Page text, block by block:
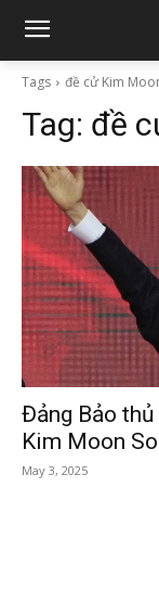
Tags đề cử Kim
Tag: đề
Đảng Bảo
Kim Moon
May 3, 2025